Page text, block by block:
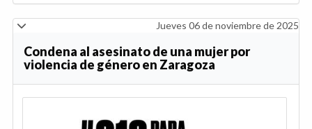
Jueves 06 de noviembre de 2025
Condena al asesinato de una mujer por
violencia de género en Zaragoza